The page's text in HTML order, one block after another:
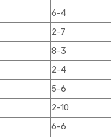
6-4
2-7
8-3
2-4
5-6
2-10
6-6